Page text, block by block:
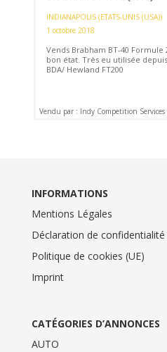
INDIANAPOLIS (ETATS-UNIS (USA))
1 octobre 2018
Vends Brabham BT-40
bon état. Très eu utilisée
BDA/ Hewland FT200
Vendu par : Indy Competition Services
INFORMATIONS
Mentions Légales
Déclaration de confidentialité
Politique de cookies (UE)
Imprint
CATÉGORIES D’ANNONCES
AUTO